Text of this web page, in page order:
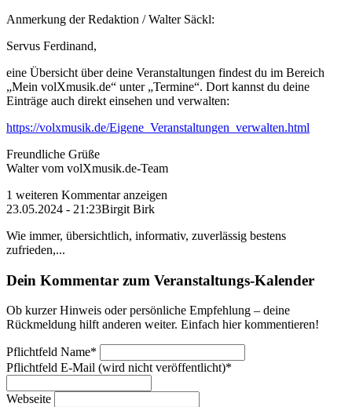
Anmerkung der Redaktion /Walter Säckl:
Servus Ferdinand,
eine Übersicht über deine Veranstaltungen findest du im Bereich
„Mein volXmusik.de“ unter „Termine“. Dort kannst du deine
Einträge auch direkt einsehen und verwalten:
https://volxmusik.de/Eigene_Veranstaltungen_verwalten.html
Freundliche Grüße
Walter vom volXmusik.de-Team
1 weiteren Kommentar anzeigen
23.05.2024 - 21:23Birgit Birk
Wie immer, übersichtlich, informativ, zuverlässig bestens
zufrieden,...
Dein Kommentar zum Veranstaltungs-Kalender
Ob kurzer Hinweis oder persönliche Empfehlung – deine
Rückmeldung hilft anderen weiter. Einfach hier kommentieren!
Pflichtfeld Name*
Pflichtfeld E-Mail (wird nicht veröffentlicht)*
Webseite